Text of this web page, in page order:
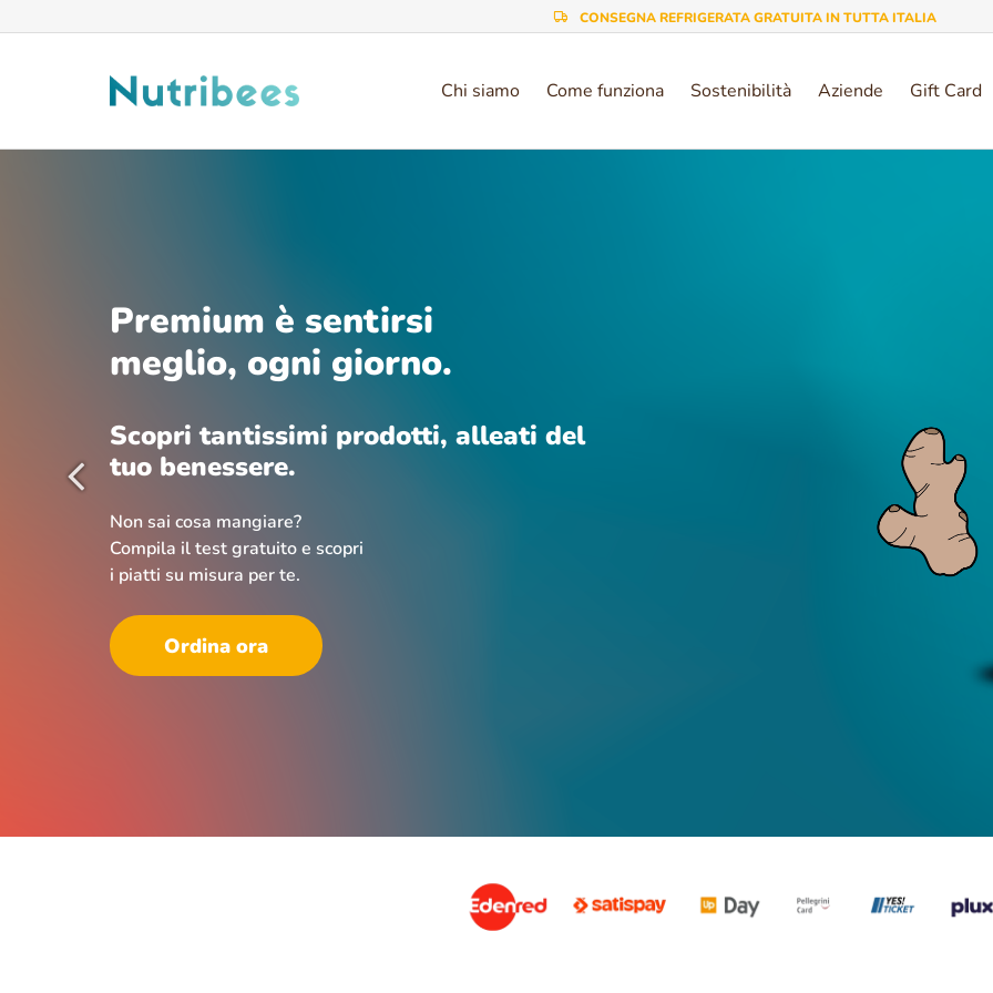
CONSEGNA REFRIGERATA GRATUITA IN TUTTA ITALIA
Chi siamo Come funziona Sostenibilità Aziende Gift Card
Premium è sentirsi
meglio, ogni giorno.
Scopri tantissimi prodotti, alleati del
tuo benessere.
Non sai cosa mangiare?
Compila il test gratuito e scopri
i piatti su misura per te.
Ordina ora